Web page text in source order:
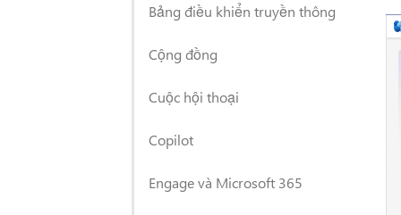
Bảng điều khiển truyền thông
Cộng đồng
Cuộc hội thoại
Copilot
Engage và Microsoft 365